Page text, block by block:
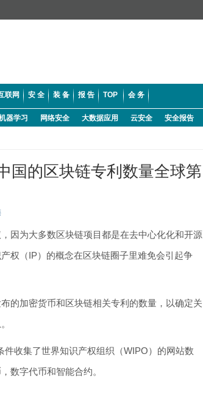
联网 安 全 装 备 报 告 TOP 会 务
器学习 网络安全 大数据应用 云安全 安全报告
国的区块链专利数量全球第
因为大多数区块链项目都是在去中心化化和开源
权（IP）的概念在区块链圈子里难免会引起争
的加密货币和区块链相关专利的数量，以确定关
收集了世界知识产权组织（WIPO）的网站数
数字代币和智能合约。